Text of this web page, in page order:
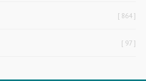
864
97